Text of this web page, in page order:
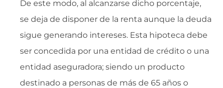
De este modo, al alcanzarse dicho porcentaje,
se deja de disponer de la renta aunque la deuda
sigue generando intereses. Esta hipoteca debe
ser concedida por una entidad de crédito o una
entidad aseguradora; siendo un producto
destinado a personas de más de 65 años o